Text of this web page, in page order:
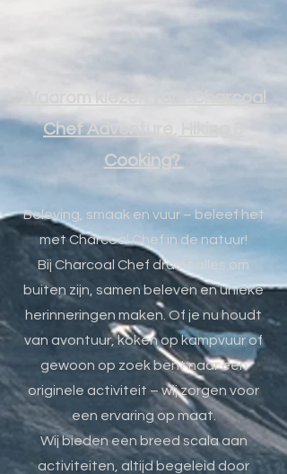
Waarom kiezen voor Charcoal
Chef Adventure, Hiking &
Cooking?
Beleving, smaak en vuur – beleef het
met Charcoal Chef in de natuur!
Bij Charcoal Chef draait alles om
buiten zijn, samen beleven en unieke
herinneringen maken. Of je nu houdt
van avontuur, koken op kampvuur of
gewoon op zoek bent naar een
originele activiteit – wij zorgen voor
een ervaring op maat.
Wij bieden een breed scala aan
activiteiten, altijd begeleid door